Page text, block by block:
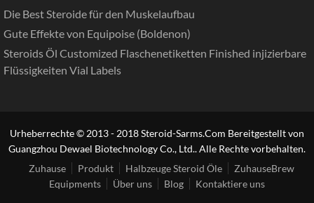
Die Best Steroide für den Muskelaufbau
Gute Effekte von Equipoise (Boldenon)
Steroids Öl Customized Flaschenetiketten Finished injizierbare
Flüssigkeiten Vial Labels
Urheberrechte © 2013 - 2018 Steroid-Sarms.Com Bereitgestellt von
Guangzhou Dewael Biotechnology Co., Ltd.. Alle Rechte vorbehalten.
Zuhause
Produkt Halbzeuge Steroid Öle
ZuhauseBrew
Equipments
Über uns Blog Kontaktiere uns